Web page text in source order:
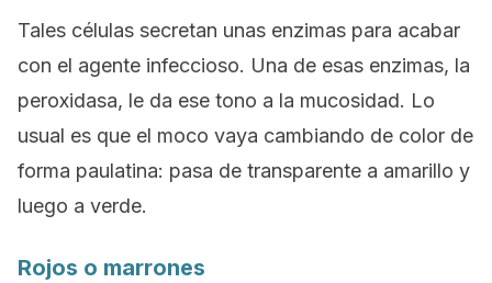
Tales células secretan unas enzimas para acabar
con el agente infeccioso. Una de esas enzimas, la
peroxidasa, le da ese tono a la mucosidad. Lo
usual es que el moco vaya cambiando de color de
forma paulatina: pasa de transparente a amarillo y
luego a verde.
Rojos o marrones